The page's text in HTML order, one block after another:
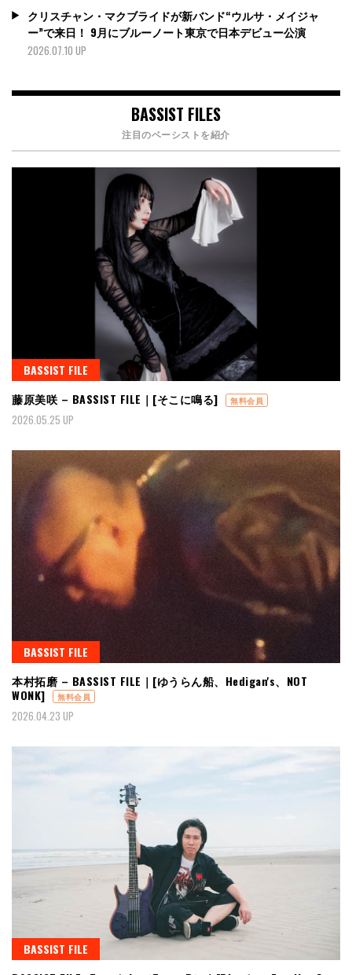
クリスチャン・マクブライドが新バンド“ウルサ・メイジャ
ー”で来日！ 9月にブルーノート東京で日本デビュー公演
2026.07.10 UP
BASSIST FILES
注目のベーシストを紹介
BASSIST FILE
藤原美咲 – BASSIST FILE｜[そこに鳴る]
無料会員
2026.05.25 UP
BASSIST FILE
本村拓磨 – BASSIST FILE｜[ゆうらん船、Hedigan's、NOT
WONK]
無料会員
2026.04.23 UP
BASSIST FILE